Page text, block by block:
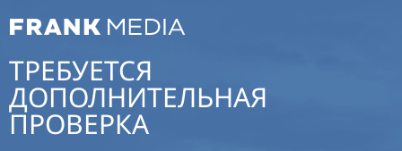
ТРЕБУЕТСЯ
ДОПОЛНИТЕЛЬНАЯ
ПРОВЕРКА